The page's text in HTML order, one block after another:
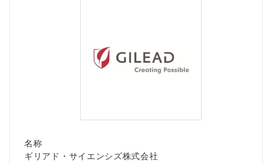
名称
ギリアド・サイエンシズ株式会社